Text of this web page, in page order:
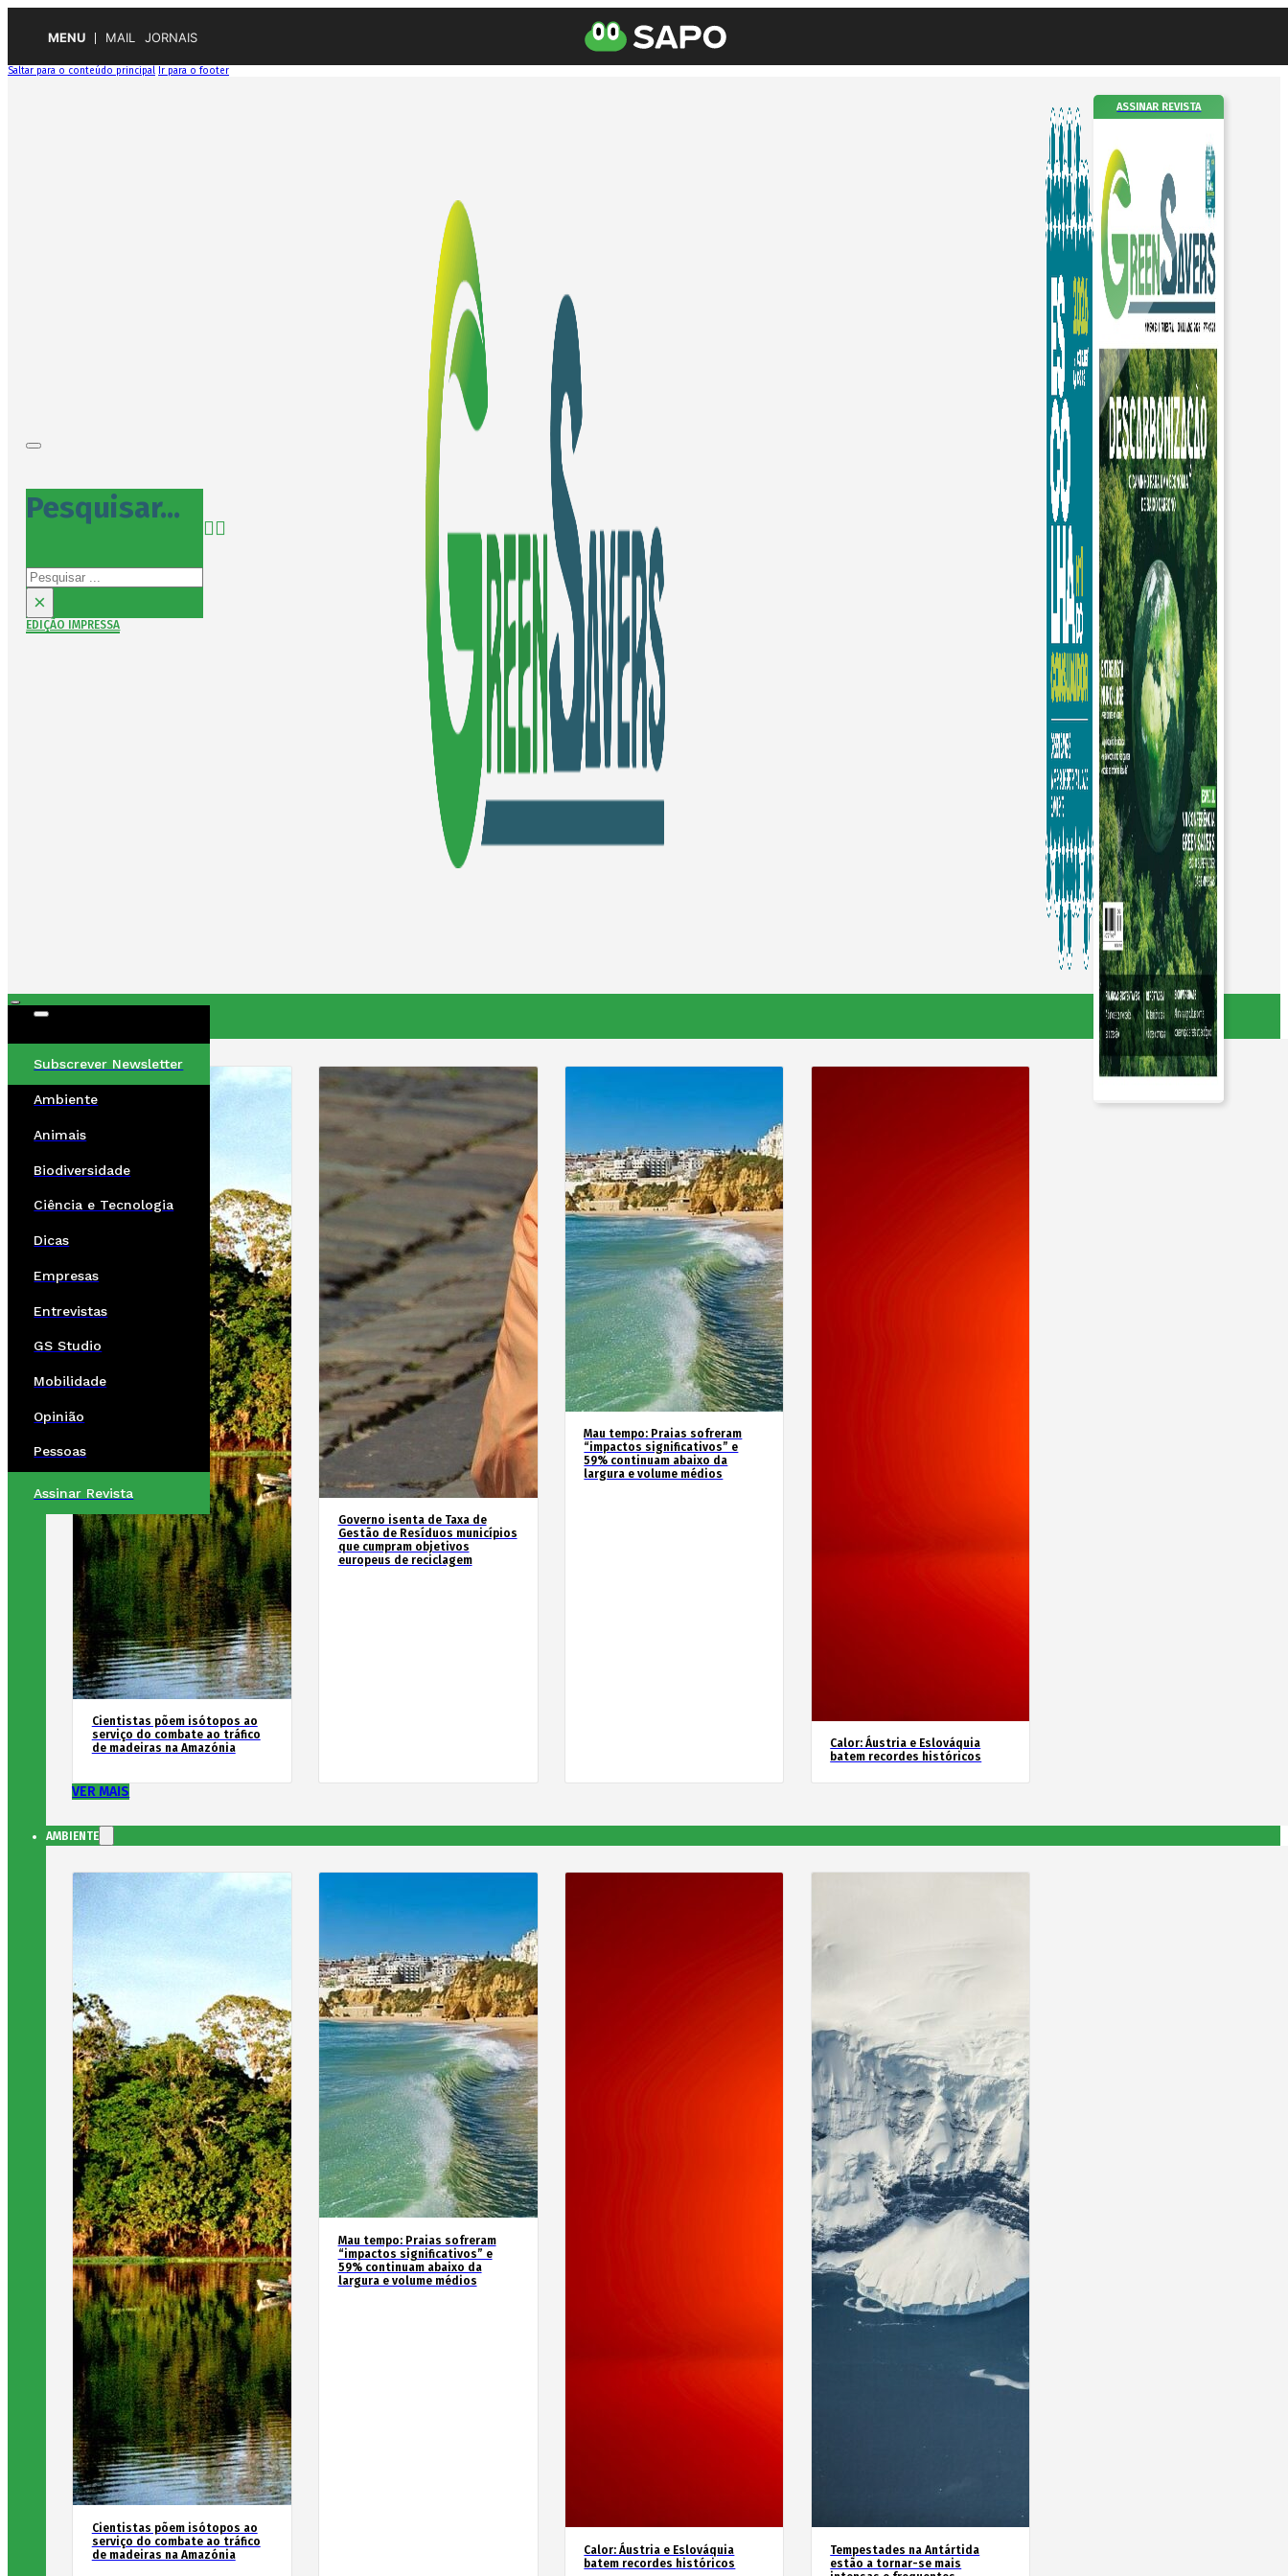
MENU MAIL JORNAIS
Saltar para o conteúdo principal Ir para o footer
Pesquisar...
Pesquisar
×
EDIÇÃO IMPRESSA
ASSINAR REVISTA
Subscrever Newsletter
Ambiente
Animais
Biodiversidade
Ciência e Tecnologia
Dicas
Empresas
Entrevistas
GS Studio
Mobilidade
Opinião
Pessoas
Assinar Revista
Cientistas põem isótopos ao
serviço do combate ao tráfico
de madeiras na Amazónia
Governo isenta de Taxa de
Gestão de Resíduos municípios
que cumpram objetivos
europeus de reciclagem
Mau tempo: Praias sofreram
“impactos significativos” e
59% continuam abaixo da
largura e volume médios
Calor: Áustria e Eslováquia
batem recordes históricos
VER MAIS
AMBIENTE
Cientistas põem isótopos ao
serviço do combate ao tráfico
de madeiras na Amazónia
Mau tempo: Praias sofreram
“impactos significativos” e
59% continuam abaixo da
largura e volume médios
Calor: Áustria e Eslováquia
batem recordes históricos
Tempestades na Antártida
estão a tornar-se mais